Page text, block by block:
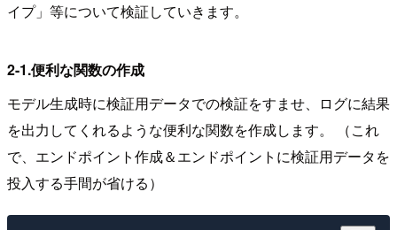
イプ」等について検証していきます。
2-1.便利な関数の作成
モデル生成時に検証用データでの検証をすませ、ログに結果
を出力してくれるような便利な関数を作成します。 （これ
で、エンドポイント作成＆エンドポイントに検証用データを
投入する手間が省ける）